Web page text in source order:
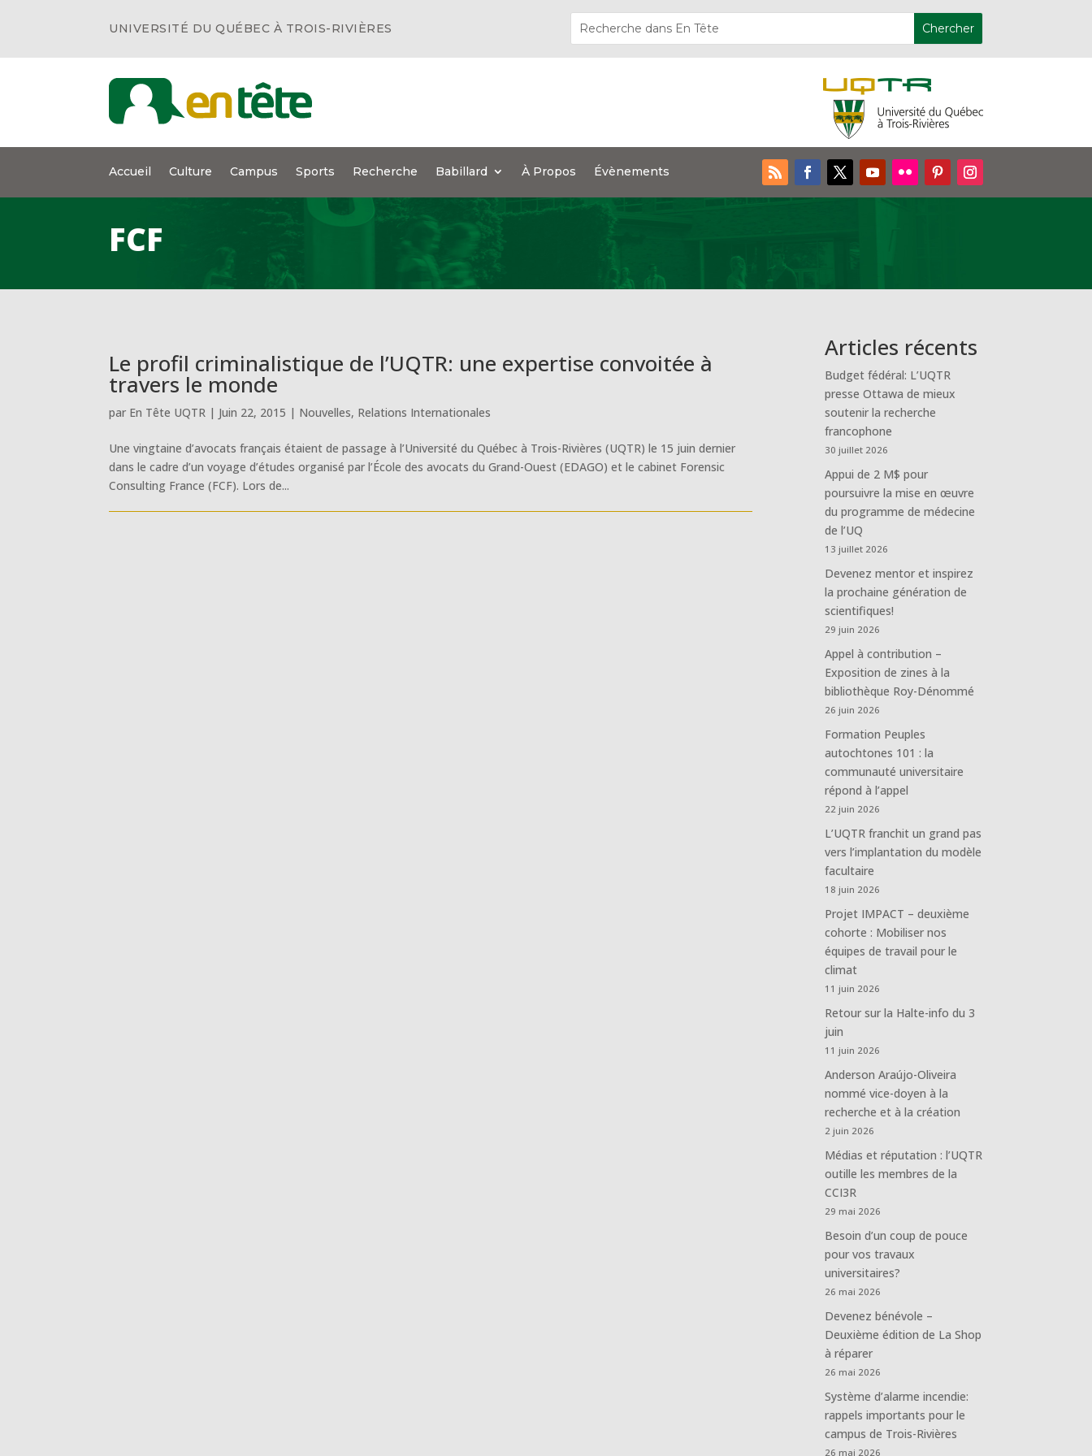
UNIVERSITÉ DU QUÉBEC À TROIS-RIVIÈRES
Accueil Culture Campus Sports Recherche Babillard À Propos Évènements
FCF
Le profil criminalistique de l’UQTR: une expertise convoitée à
travers le monde
par En Tête UQTR | Juin 22, 2015 | Nouvelles, Relations Internationales
Une vingtaine d’avocats français étaient de passage à l’Université du Québec à Trois-Rivières (UQTR) le 15 juin dernier
dans le cadre d’un voyage d’études organisé par l’École des avocats du Grand-Ouest (EDAGO) et le cabinet Forensic
Consulting France (FCF). Lors de...
Articles récents
Budget fédéral: L’UQTR
presse Ottawa de mieux
soutenir la recherche
francophone
30 juillet 2026
Appui de 2 M$ pour
poursuivre la mise en œuvre
du programme de médecine
de l’UQ
13 juillet 2026
Devenez mentor et inspirez
la prochaine génération de
scientifiques!
29 juin 2026
Appel à contribution –
Exposition de zines à la
bibliothèque Roy-Dénommé
26 juin 2026
Formation Peuples
autochtones 101 : la
communauté universitaire
répond à l’appel
22 juin 2026
L’UQTR franchit un grand pas
vers l’implantation du modèle
facultaire
18 juin 2026
Projet IMPACT – deuxième
cohorte : Mobiliser nos
équipes de travail pour le
climat
11 juin 2026
Retour sur la Halte-info du 3
juin
11 juin 2026
Anderson Araújo-Oliveira
nommé vice-doyen à la
recherche et à la création
2 juin 2026
Médias et réputation : l’UQTR
outille les membres de la
CCI3R
29 mai 2026
Besoin d’un coup de pouce
pour vos travaux
universitaires?
26 mai 2026
Devenez bénévole –
Deuxième édition de La Shop
à réparer
26 mai 2026
Système d’alarme incendie:
rappels importants pour le
campus de Trois-Rivières
26 mai 2026